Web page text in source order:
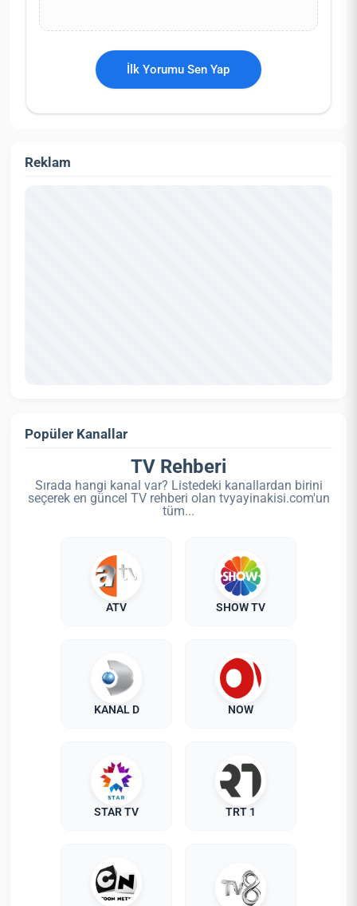
İlk Yorumu Sen Yap
Reklam
Popüler Kanallar
TV Rehberi
Sırada hangi kanal var? Listedeki kanallardan birini
seçerek en güncel TV rehberi olan tvyayinakisi.com'un
tüm...
ATV SHOW TV
KANAL D NOW
STAR TV TRT 1